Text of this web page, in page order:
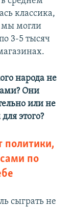
классика,
мы могли
3-5 тысяч
народа не
Они
или не
этого?
политики,
по
сыграть не